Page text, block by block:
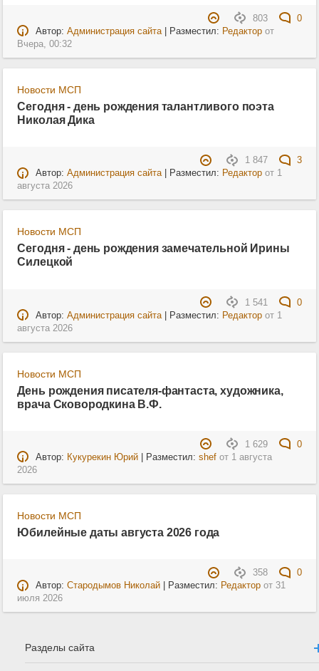
803
0
Автор: Администрация сайта| Разместил: Редакторот
Вчера, 00:32
Новости МСП
Сегодня - день рождения талантливого поэта
Николая Дика
1 847
3
Автор: Администрация сайта| Разместил: Редакторот 1
августа 2026
Новости МСП
Сегодня - день рождения замечательной Ирины
Силецкой
1 541
0
Автор: Администрация сайта| Разместил: Редакторот 1
августа 2026
Новости МСП
День рождения писателя-фантаста, художника,
врача Сковородкина В.Ф.
1 629
0
Автор: Кукурекин Юрий| Разместил: shefот 1 августа
2026
Новости МСП
Юбилейные даты августа 2026 года
358
0
Автор: Стародымов Николай| Разместил: Редакторот 31
июля 2026
Разделы сайта